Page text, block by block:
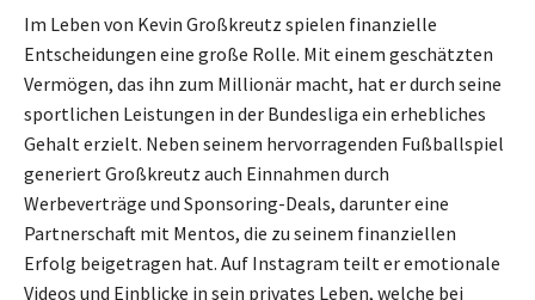
Im Leben von Kevin Großkreutz spielen finanzielle
Entscheidungen eine große Rolle. Mit einem geschätzten
Vermögen, das ihn zum Millionär macht, hat er durch seine
sportlichen Leistungen in der Bundesliga ein erhebliches
Gehalt erzielt. Neben seinem hervorragenden Fußballspiel
generiert Großkreutz auch Einnahmen durch
Werbeverträge und Sponsoring-Deals, darunter eine
Partnerschaft mit Mentos, die zu seinem finanziellen
Erfolg beigetragen hat. Auf Instagram teilt er emotionale
Videos und Einblicke in sein privates Leben, welche bei